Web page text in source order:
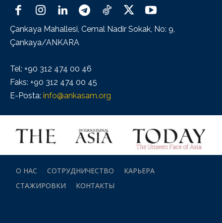
Çankaya Mahallesi, Cemal Nadir Sokak, No: 9,
Çankaya/ANKARA
Tel: +90 312 474 00 46
Faks: +90 312 474 00 45
E-Posta: info@ankasam.org
О НАС СОТРУДНИЧЕСТВО
КАРЬЕРА
СТАЖИРОВКИ
КОНТАКТЫ